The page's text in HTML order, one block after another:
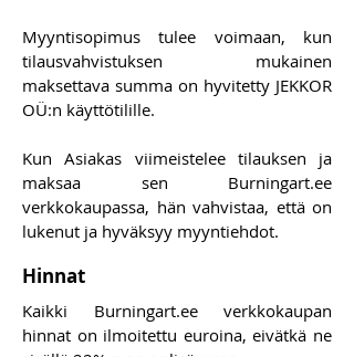
Myyntisopimus tulee voimaan, kun
tilausvahvistuksen mukainen
maksettava summa on hyvitetty JEKKOR
OÜ:n käyttötilille.
Kun Asiakas viimeistelee tilauksen ja
maksaa sen Burningart.ee
verkkokaupassa, hän vahvistaa, että on
lukenut ja hyväksyy myyntiehdot.
Hinnat
Kaikki Burningart.ee verkkokaupan
hinnat on ilmoitettu euroina, eivätkä ne